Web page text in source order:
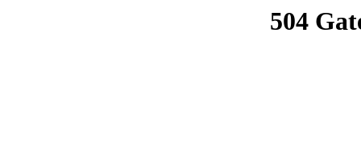
504